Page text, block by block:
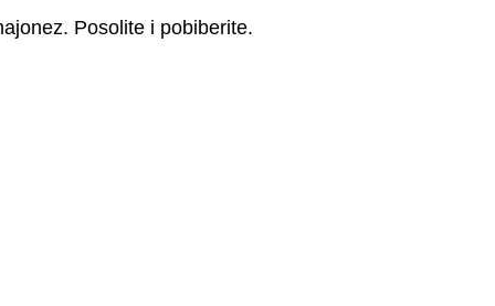
Posolite i pobiberite.